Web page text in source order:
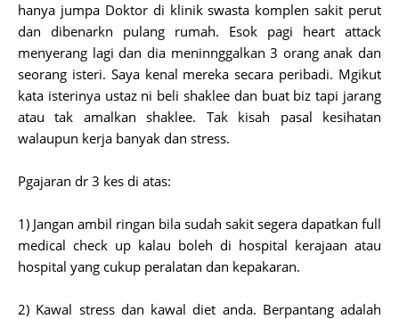
hanya jumpa Doktor di klinik swasta komplen sakit perut
dan dibenarkn pulang rumah. Esok pagi heart attack
menyerang lagi dan dia meninnggalkan 3 orang anak dan
seorang isteri. Saya kenal mereka secara peribadi. Mgikut
kata isterinya ustaz ni beli shaklee dan buat biz tapi jarang
atau tak amalkan shaklee. Tak kisah pasal kesihatan
walaupun kerja banyak dan stress.
Pgajaran dr 3 kes di atas:
1) Jangan ambil ringan bila sudah sakit segera dapatkan full
medical check up kalau boleh di hospital kerajaan atau
hospital yang cukup peralatan dan kepakaran.
2) Kawal stress dan kawal diet anda. Berpantang adalah